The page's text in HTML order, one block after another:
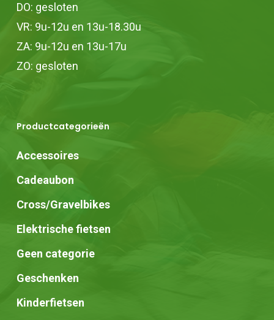
DO: gesloten
VR: 9u-12u en 13u-18.30u
ZA: 9u-12u en 13u-17u
ZO: gesloten
Productcategorieën
Accessoires
Cadeaubon
Cross/Gravelbikes
Elektrische fietsen
Geen categorie
Geschenken
Kinderfietsen